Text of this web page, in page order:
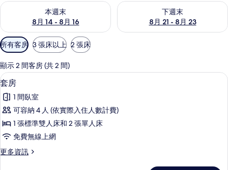
本週末
8月 14 - 8月 16
查看本週末 (8月 14 - 8月 16) 的供應情況
下週末
8月 21 - 8月 23
查看下週末 (8月 21 - 8月 23)
可
用
的
客
房
篩
選
條
所有客房 3 張床以上 2 張床
顯示 2 間客房 (共 2 間)
顯
示
套
房
的
有
套房 | 迷你吧、客房內保險箱、免費無
5
套房
1 間臥室
可容納 4 人 (依實際入住人數計費)
1 張標準雙人床和 2 張單人床
免費無線上網
更多資訊
更